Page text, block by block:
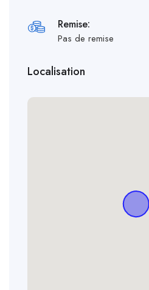
Remise:
Pas de remise
Localisation